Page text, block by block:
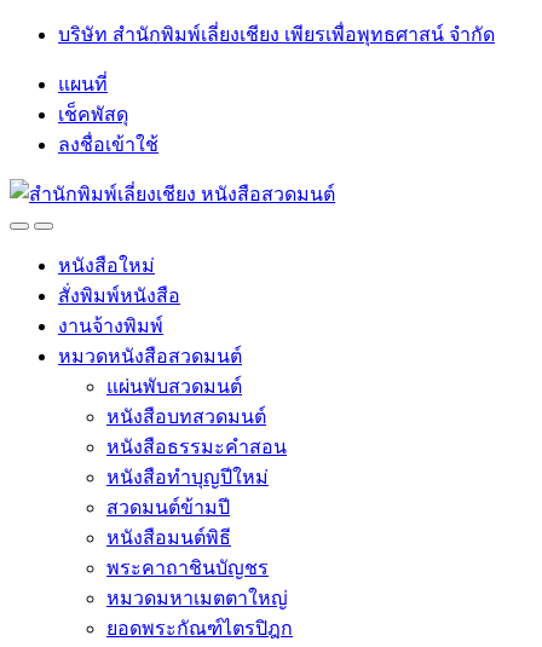
Skip
navigation
Skip
บริษัท สำนักพิมพ์เลี่ยงเชียง เพียรเพื่อพุทธศาสน์ จำกัด
แผนที่
เช็คพัสดุ
ลงชื่อเข้าใช้
OpenClose
หนังสือใหม่
สั่งพิมพ์หนังสือ
งานจ้างพิมพ์
หมวดหนังสือสวดมนต์
แผ่นพับสวดมนต์
หนังสือบทสวดมนต์
หนังสือธรรมะคำสอน
หนังสือทำบุญปีใหม่
สวดมนต์ข้ามปี
หนังสือมนต์พิธี
พระคาถาชินบัญชร
หมวดมหาเมตตาใหญ่
ยอดพระกัณฑ์ไตรปิฎก